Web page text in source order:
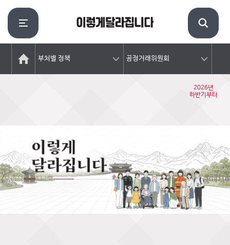
부처별 정책 공정거래위원회
2026년
하반기부터